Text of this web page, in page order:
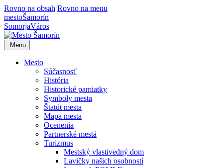
Rovno na obsah Rovno na menu
mestoŠamorín
SomorjaVáros
Menu
Mesto
Súčasnosť
História
Historické pamiatky
Symboly mesta
Štatút mesta
Mapa mesta
Ocenenia
Partnerské mestá
Turizmus
Mestský vlastivedný dom
Lavičky našich osobností